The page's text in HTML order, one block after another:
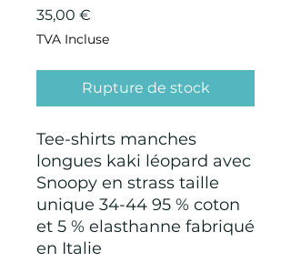
35,00 €
TVA Incluse
Rupture de stock
Tee-shirts manches
longues kaki léopard avec
Snoopy en strass taille
unique 34-44 95 % coton
et 5 % elasthanne fabriqué
en Italie